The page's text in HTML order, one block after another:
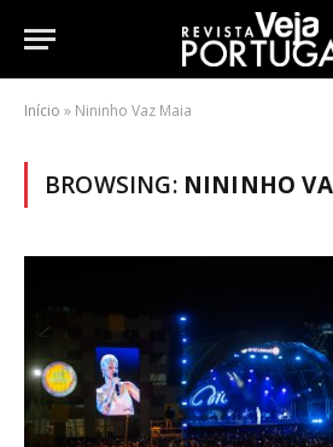
Início » Nininho Vaz Maia
BROWSING: NININHO